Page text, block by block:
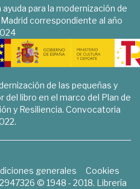
para la modernización de
correspondiente al año
de las pequeñas y
libro en el marco del Plan de
y Resiliencia. Convocatoria
generales
Cookies
© 1948 - 2018. Librería